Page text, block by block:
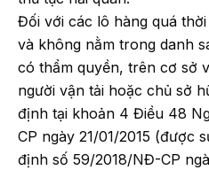
Đối với các lô hàng quá
và không nằm trong danh
có thẩm quyền, trên cơ sở
người vận tải hoặc chủ sở
định tại khoản 4 Điều 48
CP ngày 21/01/2015 (được
định số 59/2018/NĐ-CP